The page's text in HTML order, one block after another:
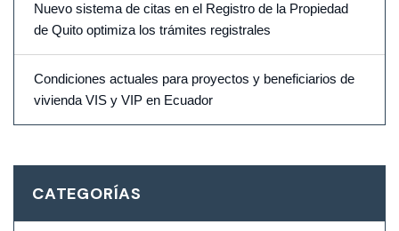
Nuevo sistema de citas en el Registro de la Propiedad
de Quito optimiza los trámites registrales
Condiciones actuales para proyectos y beneficiarios de
vivienda VIS y VIP en Ecuador
CATEGORÍAS